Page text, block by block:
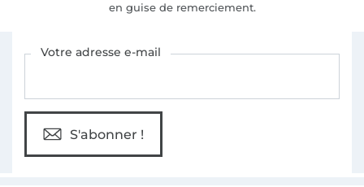
en guise de remerciement.
Votre adresse e-mail
S'abonner !